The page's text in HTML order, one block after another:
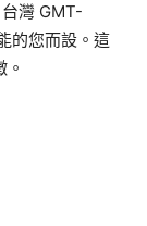
灣 GMT-
的您而設。這